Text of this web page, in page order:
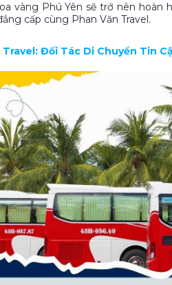
vàng Phú Yên sẽ trở nên hoàn
cấp cùng Phan Văn Travel.
Đối Tác Di Chuyển Tin